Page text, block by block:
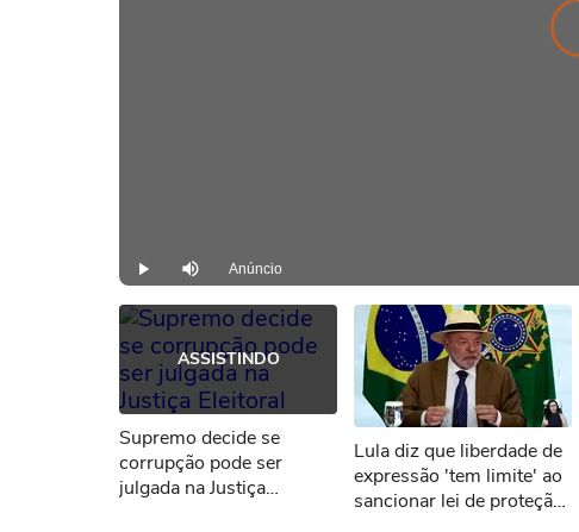
Vi
e
o
a
y
e
r
i
o
a
di
n
g
Play Mutar Anúncio
ASSISTINDO
Supremo decide se
corrupção pode ser
julgada na Justiça
Lula diz que liberdade de
expressão 'tem limite' ao
sancionar lei de proteção